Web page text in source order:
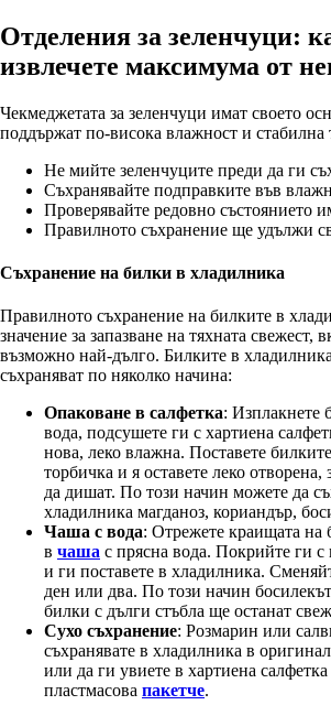
Отделения за зеленчуци:
извлечете максимума от
Чекмеджетата за зеленчуци имат своето
поддържат по-висока влажност и стабилна
Не мийте зеленчуците преди да ги
Съхранявайте подправките във
Проверявайте редовно състоянието
Правилното съхранение ще удължи
Съхранение на билки в хладилника
Правилното съхранение на билките в
значение за запазване на тяхната свежест,
възможно най-дълго. Билките в
съхраняват по няколко начина:
Опаковане в салфетка: Изплакнете
вода, подсушете ги с хартиена
нова, леко влажна. Поставете
торбичка и я оставете леко отворена,
да дишат. По този начин можете да
хладилника магданоз, кориандър,
Чаша с вода: Отрежете краищата на
в чаша с прясна вода. Покрийте ги с
и ги поставете в хладилника.
ден или два. По този начин
билки с дълги стъбла ще останат
Сухо съхранение: Розмарин или
съхранявате в хладилника в
или да ги увиете в хартиена
пластмасова пакетче.